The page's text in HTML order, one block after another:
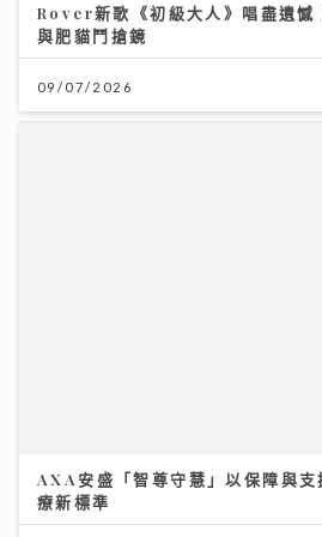
Rover新歌《初級大人》唱盡遺
與肥貓鬥搶鏡
09/07/2026
AXA安盛「智尊守慧」以保障與
療新標準